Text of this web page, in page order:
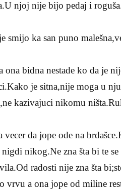
njoj nije bijo pedaj i
ka san puno
bidna nestade ko da je
je sitna,nije moga u
kazivajuci nikomu
da jope ode na
nikog.Ne zna šta bi te
radosti nije zna šta
a ona jope od miline